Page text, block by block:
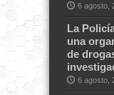
6 agosto,
La
una
de
6 agosto,